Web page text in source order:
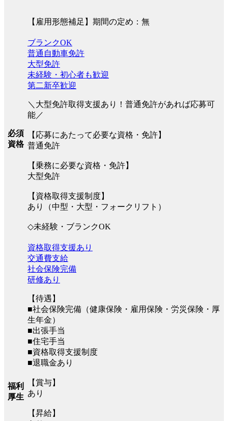
【雇用形態補足】期間の定め：無
必須
資格
ブランクOK
普通自動車免許
大型免許
未経験・初心者も歓迎
第二新卒歓迎
＼大型免許取得支援あり！普通免許があれば応募可
能／
【応募にあたって必要な資格・免許】
普通免許
【乗務に必要な資格・免許】
大型免許
【資格取得支援制度】
あり（中型・大型・フォークリフト）
◇未経験・ブランクOK
福利
厚生
資格取得支援あり
交通費支給
社会保険完備
研修あり
【待遇】
■社会保険完備（健康保険・雇用保険・労災保険・厚
生年金）
■出張手当
■住宅手当
■資格取得支援制度
■退職金あり
【賞与】
あり
【昇給】